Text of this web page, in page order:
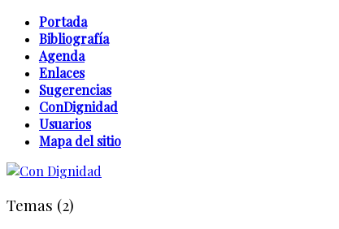
Portada
Bibliografía
Agenda
Enlaces
Sugerencias
ConDignidad
Usuarios
Mapa del sitio
Temas (2)